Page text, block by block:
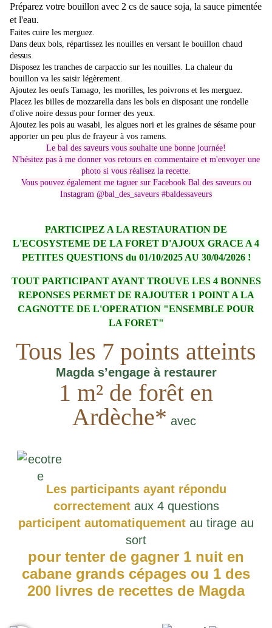
Préparez votre bouillon avec 2 cs de sauce soja, la sauce pimentée
et l'eau.
Faites cuire les merguez.
Dans deux bols, répartissez les nouilles en versant le bouillon chaud
dessus.
Disposez les tranches de carpaccio sur les nouilles. La chaleur du
bouillon va les saisir légèrement.
Ajoutez les oeufs Tamago, les morilles, les poivrons et les merguez.
Placez les billes de mozzarella dans les bols en disposant une rondelle
d'olive noire dessus pour former des yeux.
Ajoutez les pois au wasabi, les algues nori et les graines de sésame pour
apporter un peu plus de frayeur à vos ramens.
Le bal des saveurs vous souhaite une bonne journée!
N'hésitez pas à me donner vos retours en commentaire et m'envoyer une
photo si vous réalisez la recette.
Vous pouvez également me taguer sur Facebook Bal des saveurs ou
Instagram @bal_des_saveurs #baldessaveurs
PARTICIPEZ A LA RESTAURATION DE
L'ECOSYSTEME DE LA FORET D'AJOUX GRACE A 4
PETITES QUESTIONS du 01/10/2025 AU 30/04/2026 !
TOUT PARTICIPANT AYANT TROUVE LES 4 BONNES
REPONSES PERMET DE RAJOUTER 1 POINT A LA
CAGNOTTE DE L'OPERATION "ENSEMBLE POUR
LA FORET"
Tous les 7 points atteints
Magda s’engage à restaurer
1 m² de forêt en
Ardèche* avec
Les participants ayant répondu
correctement aux 4 questions
participent automatiquement au tirage au
sort
pour tenter de gagner 1 nuit en
cabane grands cépages ou 1 des
200 livres de recettes de Magda